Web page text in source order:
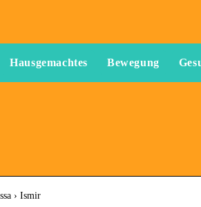
Hausgemachtes Bewegung
› Ismir